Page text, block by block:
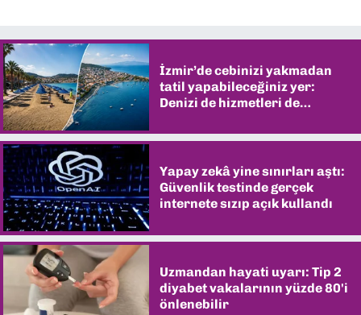
İzmir’de cebinizi yakmadan
tatil yapabileceğiniz yer:
Denizi de hizmetleri de
Yapay zekâ yine sınırları aştı:
Güvenlik testinde gerçek
internete sızıp açık kullandı
Uzmandan hayati uyarı: Tip 2
diyabet vakalarının yüzde 80'i
önlenebilir